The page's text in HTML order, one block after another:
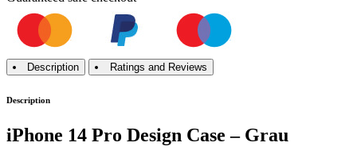
Description Ratings and Reviews
Description
iPhone 14 Pro Design Case – Grau